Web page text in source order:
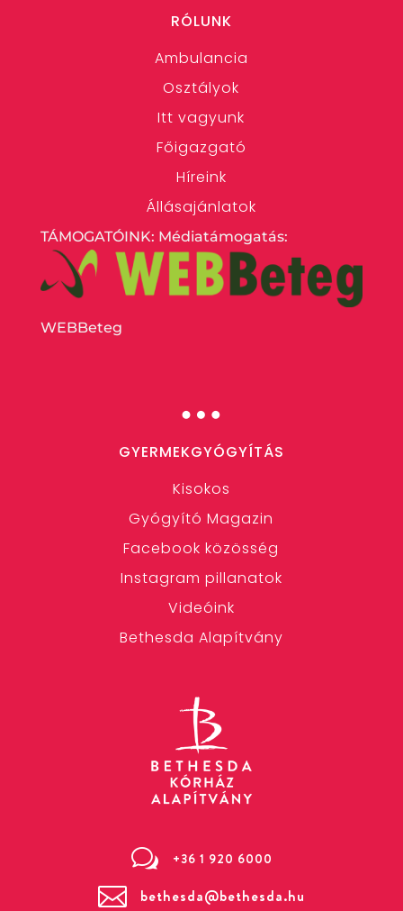
RÓLUNK
Ambulancia
Osztályok
Itt vagyunk
Főigazgató
Híreink
Állásajánlatok
TÁMOGATÓINK: Médiatámogatás:
WEBBeteg
…
GYERMEKGYÓGYÍTÁS
Kisokos
Gyógyító Magazin
Facebook közösség
Instagram pillanatok
Videóink
Bethesda Alapítvány
w +36 1 920 6000
 bethesda@bethesda.hu